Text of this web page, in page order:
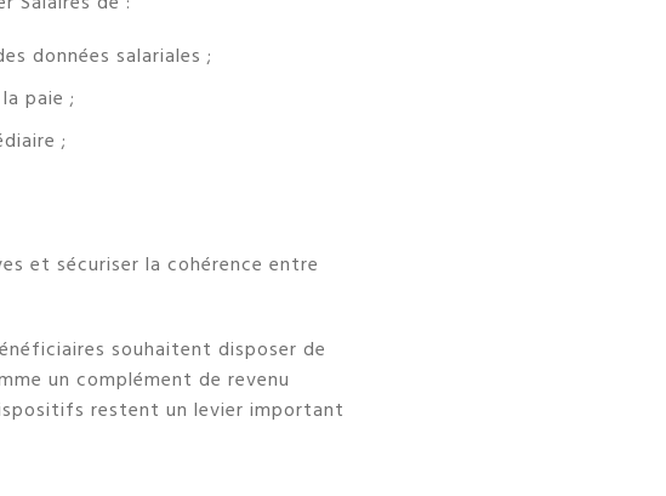
données salariales ;
paie ;
;
et sécuriser la cohérence entre
souhaitent disposer de
un complément de revenu
restent un levier important